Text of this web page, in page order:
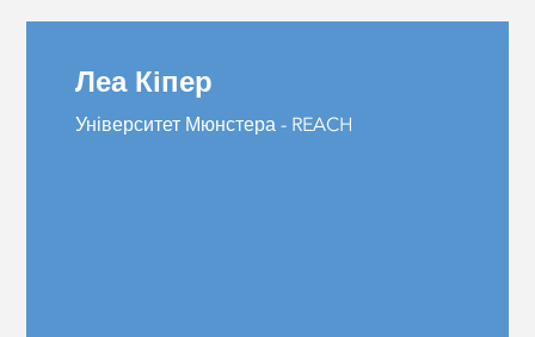
Леа Кіпер
Університет Мюнстера - REACH